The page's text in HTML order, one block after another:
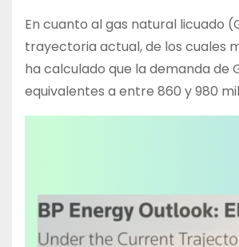
En cuanto al gas natural licuado
trayectoria actual, de los cuales
ha calculado que la demanda de
equivalentes a entre 860 y 980